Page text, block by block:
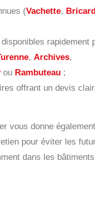
(Vachette, Bricard
rapidement
, Archives,
ou Rambuteau;
offrant un devis
vous donne
pour éviter les
dans les